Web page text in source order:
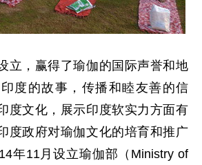
，赢得了瑜伽的国际声誉和地
度的故事，传播和睦友善的信
度文化，展示印度软实力方面有
度政府对瑜伽文化的培育和推广
年11月设立瑜伽部（Ministry of